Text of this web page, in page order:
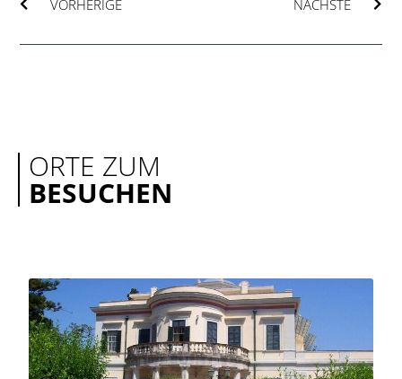
VORHERIGE
NÄCHSTE
ORTE ZUM
BESUCHEN